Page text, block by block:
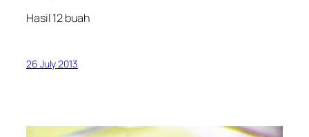
Hasil 12 buah
26 July 2013